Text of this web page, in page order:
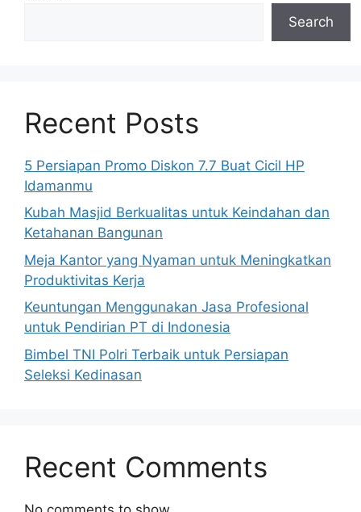
Search
Recent Posts
5 Persiapan Promo Diskon 7.7 Buat Cicil HP
Idamanmu
Kubah Masjid Berkualitas untuk Keindahan dan
Ketahanan Bangunan
Meja Kantor yang Nyaman untuk Meningkatkan
Produktivitas Kerja
Keuntungan Menggunakan Jasa Profesional
untuk Pendirian PT di Indonesia
Bimbel TNI Polri Terbaik untuk Persiapan
Seleksi Kedinasan
Recent Comments